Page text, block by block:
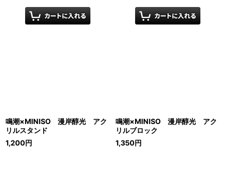
鳴潮×MINISO 漫岸醇光 アク
リルスタンド
1,200円
鳴潮×MINISO 漫岸醇光 アク
リルブロック
1,350円